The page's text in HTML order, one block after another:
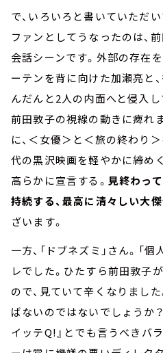
で、いろいろと書いていただ
ファンとしてうなったのは、
会話シーンです。外部の存在
ーテンを背に向けた加瀬亮と
んだんと2人の内面へと侵入
前田敦子の視線の動きに痺れ
に、＜女優＞と＜旅の終わり
代の黒沢映画を軽やかに締め
高らかに宣言する。 見終わっ
持続する、最高に清々しい大
ざいます。
一方、「ドブネズミ」さん。「
レでした。ひたすら前田敦子
ので、見ていて辛くなりまし
ばないのではないでしょうか
イッテQ!』とでも言うべきバ